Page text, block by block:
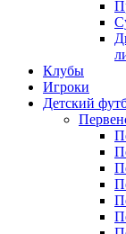
Клубы
Игроки
Детский